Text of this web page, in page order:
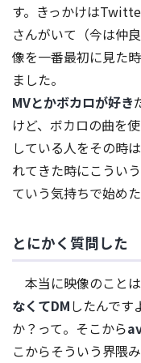
す。きっかけは
さんがいて（今は仲
像を一番最初に見た
ました。
MVとかボカロが好き
けど、ボカロの曲を
している人をその時
れてきた時にこうい
ていう気持ちで始め
とにかく質問した
本当に映像のことは
なくてDMしたんです
か？って。そこから
こからそういう界隈